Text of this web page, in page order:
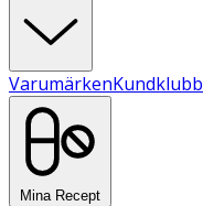
VarumärkenKundklubb
Mina Recept